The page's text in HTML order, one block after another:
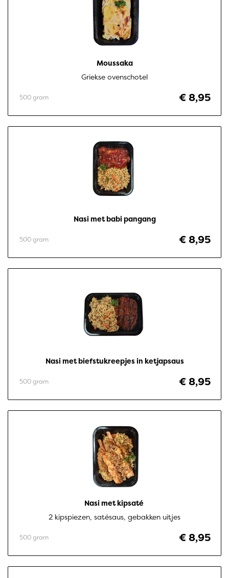
Moussaka
Griekse ovenschotel
€ 8,95
500 gram
Nasi met babi pangang
€ 8,95
500 gram
Nasi met biefstukreepjes in ketjapsaus
€ 8,95
500 gram
Nasi met kipsaté
2 kipspiezen, satésaus, gebakken uitjes
€ 8,95
500 gram